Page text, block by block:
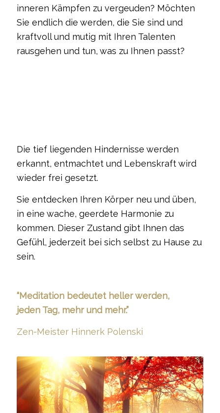
inneren Kämpfen zu vergeuden? Möchten
Sie endlich die werden, die Sie sind und
kraftvoll und mutig mit Ihren Talenten
rausgehen und tun, was zu Ihnen passt?
Die tief liegenden Hindernisse werden
erkannt, entmachtet und Lebenskraft wird
wieder frei gesetzt.
Sie entdecken Ihren Körper neu und üben,
in eine wache, geerdete Harmonie zu
kommen. Dieser Zustand gibt Ihnen das
Gefühl, jederzeit bei sich selbst zu Hause zu
sein.
“Meditation bedeutet heller werden,
jeden Tag, mehr und mehr.”
Zen-Meister Hinnerk Polenski